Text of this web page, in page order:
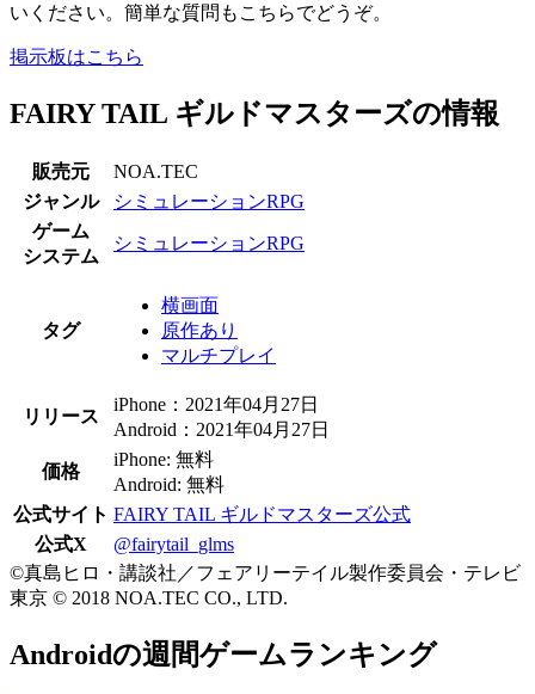
いください。簡単な質問もこちらでどうぞ。
掲示板はこちら
FAIRY TAIL ギルドマスターズの情報
販売元
NOA.TEC
ジャンル
シミュレーションRPG
ゲーム
システム
シミュレーションRPG
タグ
横画面
原作あり
マルチプレイ
リリース
iPhone：2021年04月27日
Android：2021年04月27日
価格
iPhone: 無料
Android: 無料
公式サイト FAIRY TAIL ギルドマスターズ公式
公式X
@fairytail_glms
©真島ヒロ・講談社／フェアリーテイル製作委員会・テレビ
東京 © 2018 NOA.TEC CO., LTD.
Androidの週間ゲームランキング